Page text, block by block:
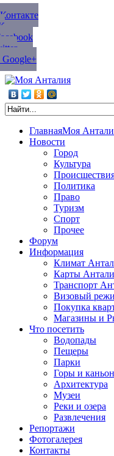
ГлавнаяМоя
Новости
Город
Культура
Политика
Право
Туризм
Спорт
Прочее
Форум
Информация
Климат
Карты
Транспорт
Визовый
Покупка
Магазины и
Что посетить
Водопады
Пещеры
Парки
Горы и
Архитектура
Музеи
Реки и озера
Развлечения
Репортажи
Фотогалерея
Контакты